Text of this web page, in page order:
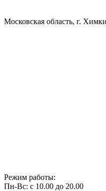
Московская область, г.
Режим работы:
Пн-Вс: с 10.00 до 20.00